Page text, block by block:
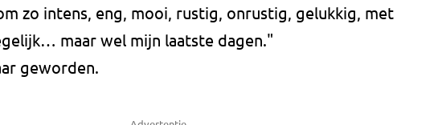
zo intens, eng, mooi, rustig, onrustig, gelukkig, met
maar wel mijn laatste dagen."
geworden.